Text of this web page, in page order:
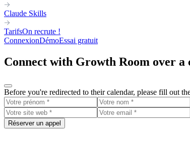
Claude Skills
TarifsOn recrute !
ConnexionDémoEssai gratuit
Connect with Growth Room over a
Before you're redirected to their calendar, please fill out
Réserver un appel